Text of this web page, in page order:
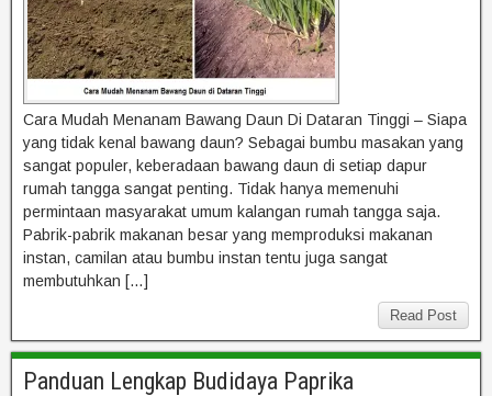
Cara Mudah Menanam Bawang Daun Di Dataran Tinggi – Siapa
yang tidak kenal bawang daun? Sebagai bumbu masakan yang
sangat populer, keberadaan bawang daun di setiap dapur
rumah tangga sangat penting. Tidak hanya memenuhi
permintaan masyarakat umum kalangan rumah tangga saja.
Pabrik-pabrik makanan besar yang memproduksi makanan
instan, camilan atau bumbu instan tentu juga sangat
membutuhkan […]
Read Post
Panduan Lengkap Budidaya Paprika